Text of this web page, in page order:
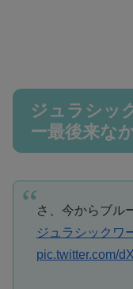
ジュラシッ
ー最後来な
さ、今からブル
ジュラシックワ
pic.twitter.com/